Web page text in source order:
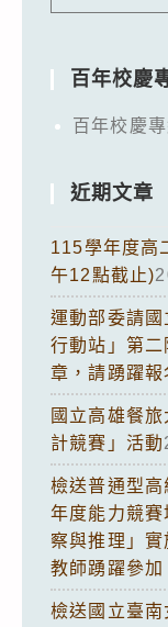
百年校慶
百年校慶專
近期文章
115學年度高
午12點截止)
運動部委請
行動站」第
章，請踴躍報
國立高雄餐
計競賽」活動
檢送普通型
年度能力競
察與推理」
教師踴躍參加
檢送國立臺